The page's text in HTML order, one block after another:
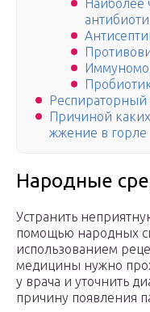
Наиболее
Респираторный
Причиной
жжение в горле
Народные
Устранить
помощью народных
использованием
медицины нужно
у врача и уточнить
причину появления